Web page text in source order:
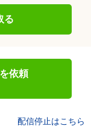
る
依頼
配信停止はこちら